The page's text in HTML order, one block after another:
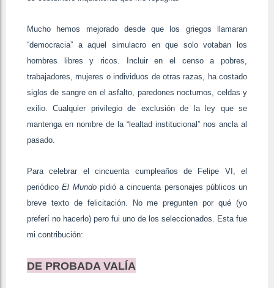
Mucho hemos mejorado desde que los griegos llamaran
“democracia” a aquel simulacro en que solo votaban los
hombres libres y ricos. Incluir en el censo a pobres,
trabajadores, mujeres o individuos de otras razas, ha costado
siglos de sangre en el asfalto, paredones nocturnos, celdas y
exilio. Cualquier privilegio de exclusión de la ley que se
mantenga en nombre de la “lealtad institucional” nos ancla al
pasado.
Para celebrar el cincuenta cumpleaños de Felipe VI, el
periódicoEl Mundopidió a cincuenta personajes públicos un
breve texto de felicitación. No me pregunten por qué (yo
preferí no hacerlo) pero fui uno de los seleccionados. Esta fue
mi contribución:
DE PROBADA VALÍA